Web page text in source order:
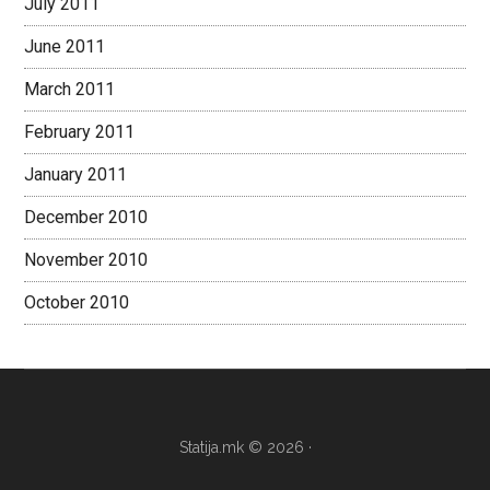
June 2011
March 2011
February 2011
January 2011
December 2010
November 2010
October 2010
Statija.mk © 2026 ·